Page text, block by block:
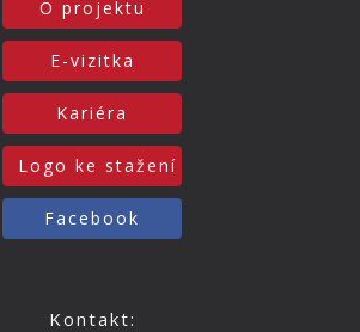
O projektu
E-vizitka
Kariéra
Logo ke stažení
Facebook
Kontakt: